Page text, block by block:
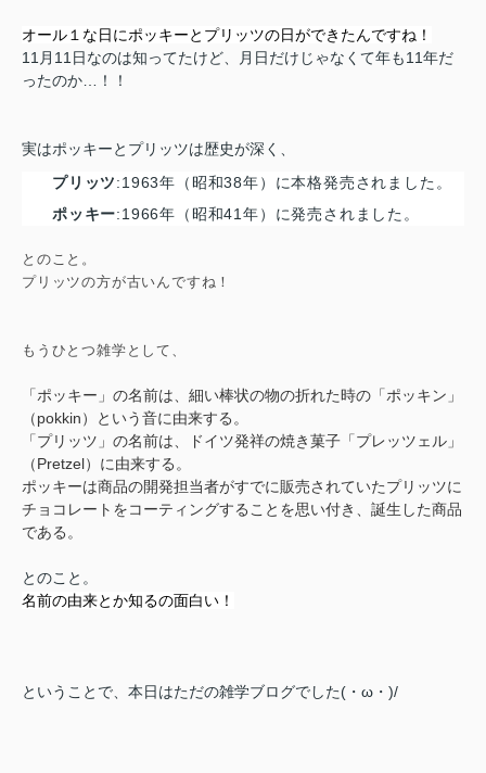
オール１な日にポッキーとプリッツの日ができたんですね！
11月11日なのは知ってたけど、月日だけじゃなくて年も11年だ
ったのか…！！
実はポッキーとプリッツは歴史が深く、
プリッツ:1963年（昭和38年）に本格発売されました。
ポッキー:1966年（昭和41年）に発売されました。
とのこと。
プリッツの方が古いんですね！
もうひとつ雑学として、
「ポッキー」の名前は、細い棒状の物の折れた時の「ポッキン」
（pokkin）という音に由来する。
「プリッツ」の名前は、ドイツ発祥の焼き菓子「プレッツェル」
（Pretzel）に由来する。
ポッキーは商品の開発担当者がすでに販売されていたプリッツに
チョコレートをコーティングすることを思い付き、誕生した商品
である。
とのこと。
名前の由来とか知るの面白い！
ということで、本日はただの雑学ブログでした(・ω・)/